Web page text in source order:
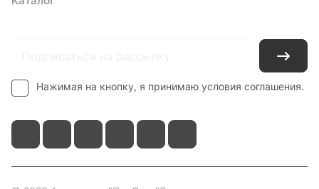
Нажимая на кнопку, я принимаю условия соглашения.